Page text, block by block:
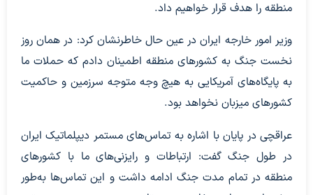
منطقه را هدف قرار خواهیم داد.
وزیر امور خارجه ایران در عین حال خاطرنشان کرد: در همان روز
نخست جنگ به کشورهای منطقه اطمینان دادم که حملات ما
به پایگاه‌های آمریکایی به هیچ وجه متوجه سرزمین و حاکمیت
کشورهای میزبان نخواهد بود.
عراقچی در پایان با اشاره به تماس‌های مستمر دیپلماتیک ایران
در طول جنگ گفت: ارتباطات و رایزنی‌های ما با کشورهای
منطقه در تمام مدت جنگ ادامه داشت و این تماس‌ها به‌طور